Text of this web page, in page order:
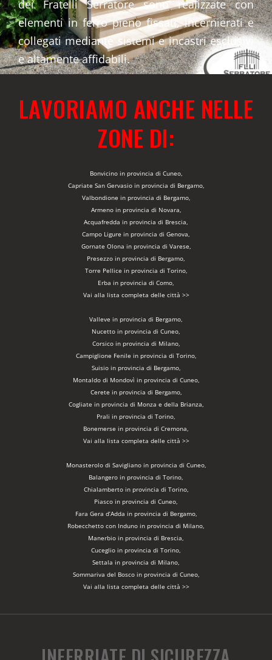
dei Fratelli Serratore sono realizzate con
elementi in ferro pieno fissati, incernierati e
collegati mediante sistemi e incastri esclusivi
e altamente affidabili.
LAVORIAMO ANCHE NELLE
ZONE DI:
Bonvicino in provincia di Cuneo,
Capriate San Gervasio in provincia di Bergamo,
Valbondione in provincia di Bergamo,
Armeno in provincia di Novara,
Acquafredda in provincia di Brescia,
Campo Ligure in provincia di Genova,
Gornate Olona in provincia di Varese,
Presezzo in provincia di Bergamo,
Torre Pellice in provincia di Torino,
Erba in provincia di Como,
Vai alla lista completa delle città >>
Valleve in provincia di Bergamo,
Nucetto in provincia di Cuneo,
Corsico in provincia di Milano,
Campiglione Fenile in provincia di Torino,
Suisio in provincia di Bergamo,
Montaldo di Mondovì in provincia di Cuneo,
Cerete in provincia di Bergamo,
Cogliate in provincia di Monza e della Brianza,
Prali in provincia di Torino,
Bonemerse in provincia di Cremona,
Vai alla lista completa delle città >>
Monasterolo di Savigliano in provincia di Cuneo,
Balangero in provincia di Torino,
Chialamberto in provincia di Torino,
Piasco in provincia di Cuneo,
Fara Gera d’Adda in provincia di Bergamo,
Robecchetto con Induno in provincia di Milano,
Manerbio in provincia di Brescia,
Cuceglio in provincia di Torino,
Settala in provincia di Milano,
Sommariva del Bosco in provincia di Cuneo,
Vai alla lista completa delle città >>